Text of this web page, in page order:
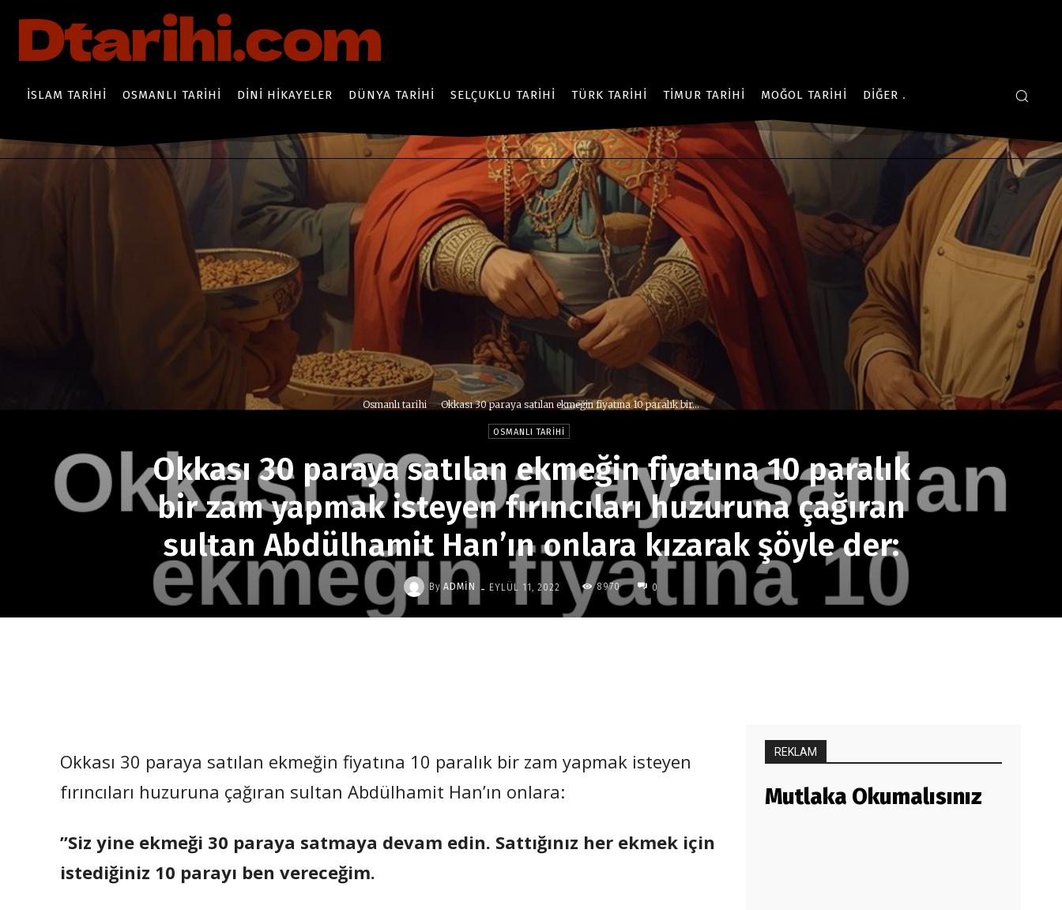
İSLAM TARIHI OSMANLI TARIHI DINI HIKAYELER DÜNYA TARIHI SELÇUKLU TARIHI TÜRK TARIHI TIMUR TARIHI MOĞOL TARIHI DIĞER
Osmanlı tarihi Okkası 30 paraya satılan ekmeğin fiyatına 10 paralık bir...
OSMANLI TARIHI
Okkası 30 paraya satılan ekmeğin fiyatına 10 paralık
bir zam yapmak isteyen fırıncıları huzuruna çağıran
sultan Abdülhamit Han’ın onlara kızarak şöyle der:
By ADMIN - EYLÜL 11, 2022 8970 0
Okkası 30 paraya satılan ekmeğin fiyatına 10 paralık bir zam yapmak isteyen
fırıncıları huzuruna çağıran sultan Abdülhamit Han’ın onlara:
”Siz yine ekmeği 30 paraya satmaya devam edin. Sattığınız her ekmek için
istediğiniz 10 parayı ben vereceğim.
REKLAM
Mutlaka Okumalısınız